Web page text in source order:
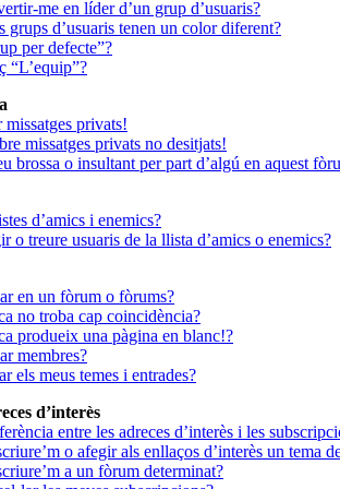
me en líder d’un grup d’usuaris?
grups d’usuaris tenen un color diferent?
per defecte”?
“L’equip”?
privats!
missatges privats no desitjats!
brossa o insultant per part d’algú en aquest
d’amics i enemics?
o treure usuaris de la llista d’amics o enemics?
en un fòrum o fòrums?
no troba cap coincidència?
produeix una pàgina en blanc!?
membres?
els meus temes i entrades?
d’interès
entre les adreces d’interès i les
o afegir als enllaços d’interès un tema
a un fòrum determinat?